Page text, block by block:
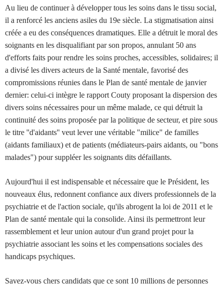
Au lieu de continuer à développer tous les soins dans le tissu social,
il a renforcé les anciens asiles du 19e siècle. La stigmatisation ainsi
créée a eu des conséquences dramatiques. Elle a détruit le moral des
soignants en les disqualifiant par son propos, annulant 50 ans
d'efforts faits pour rendre les soins proches, accessibles, solidaires; il
a divisé les divers acteurs de la Santé mentale, favorisé des
compromissions réunies dans le Plan de santé mentale de janvier
dernier: celui-ci intègre le rapport Couty proposant la dispersion des
divers soins nécessaires pour un même malade, ce qui détruit la
continuité des soins proposée par la politique de secteur, et pire sous
le titre ''d'aidants'' veut lever une véritable "milice" de familles
(aidants familiaux) et de patients (médiateurs-pairs aidants, ou "bons
malades") pour suppléer les soignants dits défaillants.
Aujourd'hui il est indispensable et nécessaire que le Président, les
nouveaux élus, redonnent confiance aux divers professionnels de la
psychiatrie et de l'action sociale, qu'ils abrogent la loi de 2011 et le
Plan de santé mentale qui la consolide. Ainsi ils permettront leur
rassemblement et leur union autour d'un grand projet pour la
psychiatrie associant les soins et les compensations sociales des
handicaps psychiques.
Savez-vous chers candidats que ce sont 10 millions de personnes